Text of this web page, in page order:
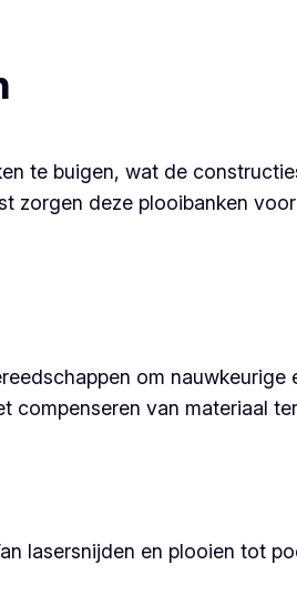
te buigen, wat de
zorgen deze plooibanken
om nauwkeurige
compenseren van materiaal
lasersnijden en plooien tot